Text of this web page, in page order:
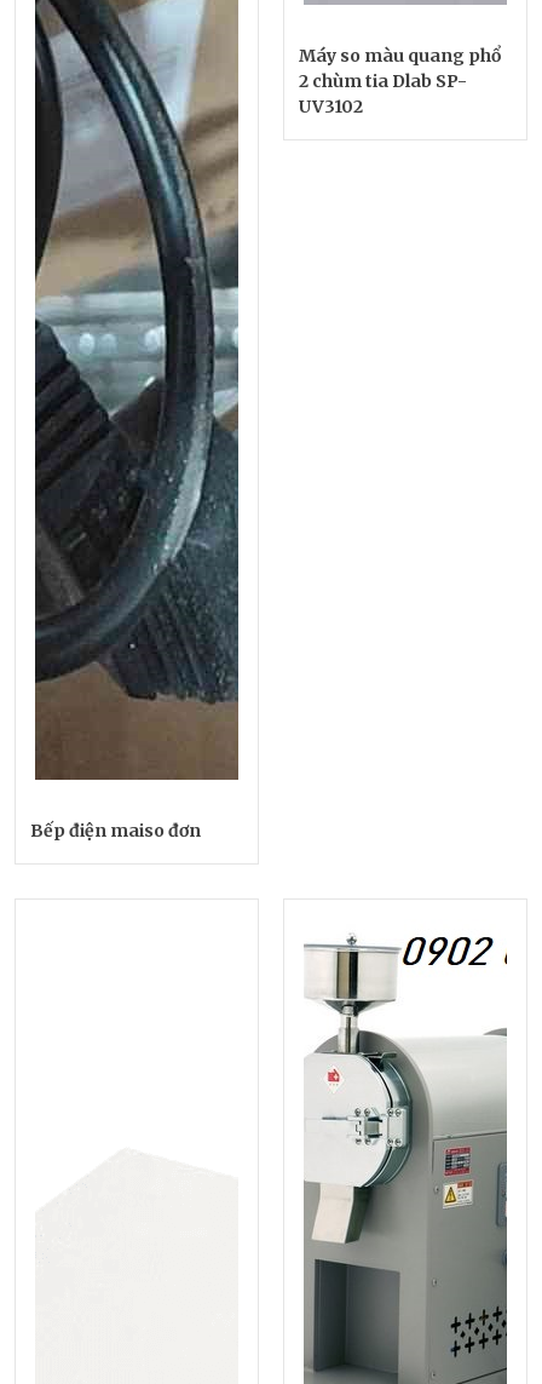
Bếp điện maiso đơn
Máy so màu quang phổ
2 chùm tia Dlab SP-
UV3102